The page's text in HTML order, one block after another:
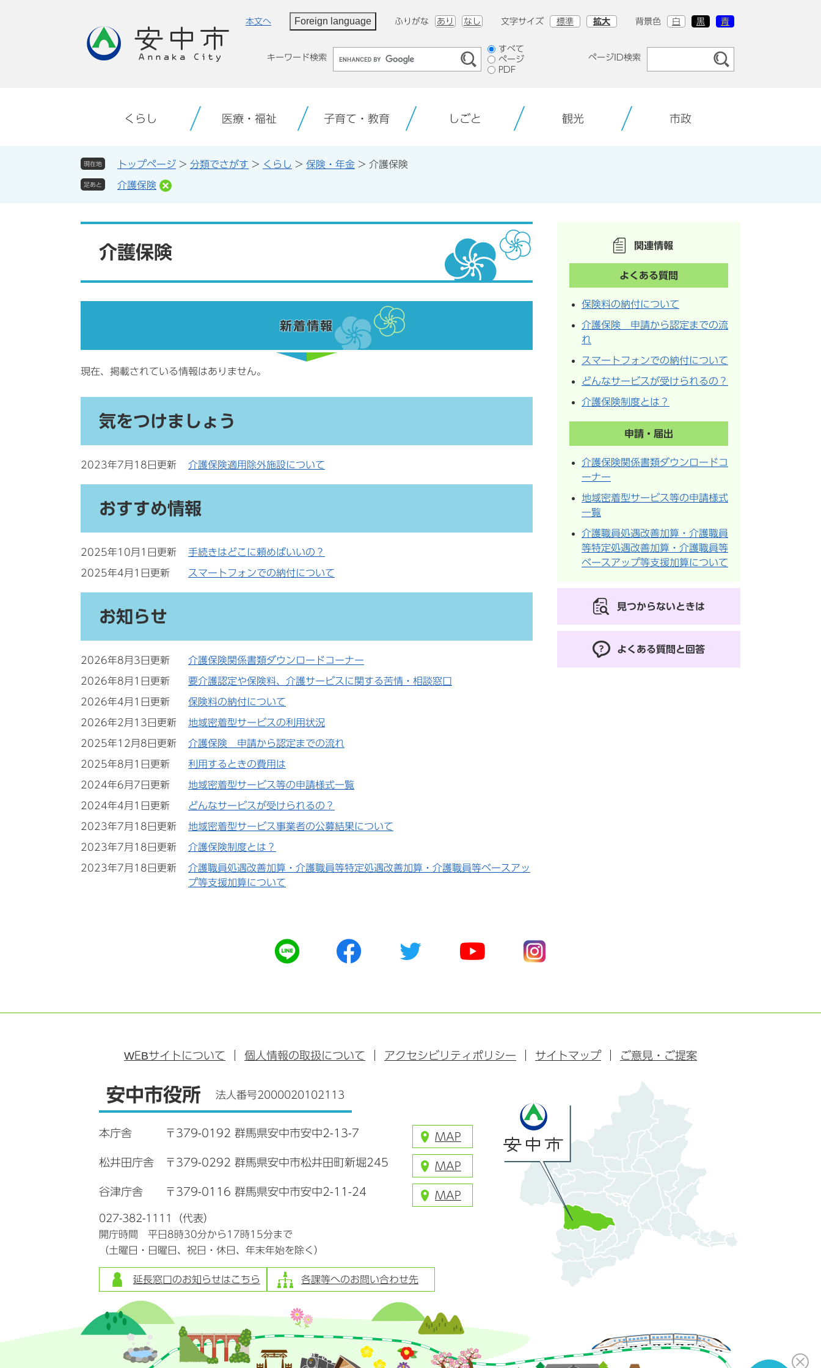
本文へ Foreign language ふりがな あり なし 文字サイズ 標準 拡大 背景色 白 黒 青
キーワード検索
検
索
対
すべて
ページ
PDF
ページID検索
くらし 医療・福祉 子育て・教育 しごと 観光 市政
現在地 トップページ > 分類でさがす > くらし > 保険・年金 > 介護保険
足あと 介護保険
介護保険
新着情報
現在、掲載されている情報はありません。
気をつけましょう
2023年7月18日更新 介護保険適用除外施設について
おすすめ情報
2025年10月1日更新 手続きはどこに頼めばいいの？
2025年4月1日更新 スマートフォンでの納付について
お知らせ
2026年8月3日更新 介護保険関係書類ダウンロードコーナー
2026年8月1日更新 要介護認定や保険料、介護サービスに関する苦情・相談窓口
2026年4月1日更新 保険料の納付について
2026年2月13日更新 地域密着型サービスの利用状況
2025年12月8日更新 介護保険 申請から認定までの流れ
2025年8月1日更新 利用するときの費用は
2024年6月7日更新 地域密着型サービス等の申請様式一覧
2024年4月1日更新 どんなサービスが受けられるの？
2023年7月18日更新 地域密着型サービス事業者の公募結果について
2023年7月18日更新 介護保険制度とは？
2023年7月18日更新
介護職員処遇改善加算・介護職員等特定処遇改善加算・介護職員等ベースアッ
プ等支援加算について
関連情報
よくある質問
保険料の納付について
介護保険 申請から認定までの流
れ
スマートフォンでの納付について
どんなサービスが受けられるの？
介護保険制度とは？
申請・届出
介護保険関係書類ダウンロードコ
ーナー
地域密着型サービス等の申請様式
一覧
介護職員処遇改善加算・介護職員
等特定処遇改善加算・介護職員等
ベースアップ等支援加算について
見つからないときは
よくある質問と回答
公
式
公
式
ク
公
式
公
式
公
式
ラ
ム
WEBサイトについて 個人情報の取扱について アクセシビリティポリシー サイトマップ ご意見・ご提案
安中市役所 法人番号2000020102113
本庁舎 〒379-0192 群馬県安中市安中2-13-7 MAP
松井田庁舎 〒379-0292 群馬県安中市松井田町新堀245 MAP
谷津庁舎 〒379-0116 群馬県安中市安中2-11-24 MAP
027-382-1111（代表）
開庁時間 平日8時30分から17時15分まで
（土曜日・日曜日、祝日・休日、年末年始を除く）
延長窓口のお知らせはこちら 各課等へのお問い合わせ先